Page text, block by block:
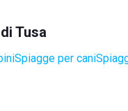
Tusa
Spiagge per cani